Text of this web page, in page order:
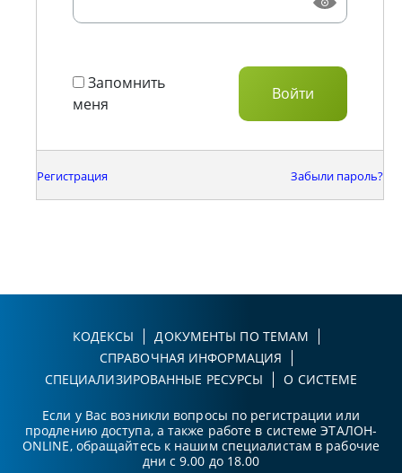
Запомнить
меня
Регистрация Забыли пароль?
КОДЕКСЫ
ДОКУМЕНТЫ ПО ТЕМАМ
СПРАВОЧНАЯ ИНФОРМАЦИЯ
СПЕЦИАЛИЗИРОВАННЫЕ РЕСУРСЫ
О СИСТЕМЕ
Если у Вас возникли вопросы по регистрации или
продлению доступа, а также работе в системе ЭТАЛОН-
ONLINE, обращайтесь к нашим специалистам в рабочие
дни с 9.00 до 18.00